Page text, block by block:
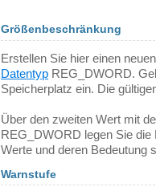
Größenbeschränkung
Erstellen Sie hier einen
Datentyp REG_DWORD.
Speicherplatz ein. Die
Über den zweiten Wert mit
REG_DWORD legen Sie
Werte und deren Bedeutung
Warnstufe